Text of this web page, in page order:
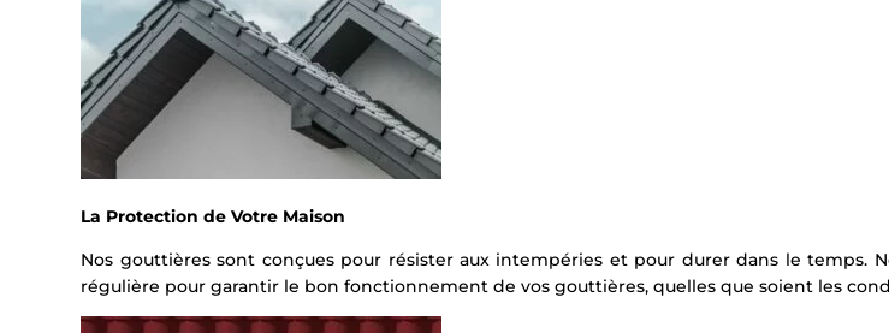
La Protection de Votre Maison
Nos gouttières sont conçues pour résister aux intempéries et pour durer dans le temps.
régulière pour garantir le bon fonctionnement de vos gouttières, quelles que soient les